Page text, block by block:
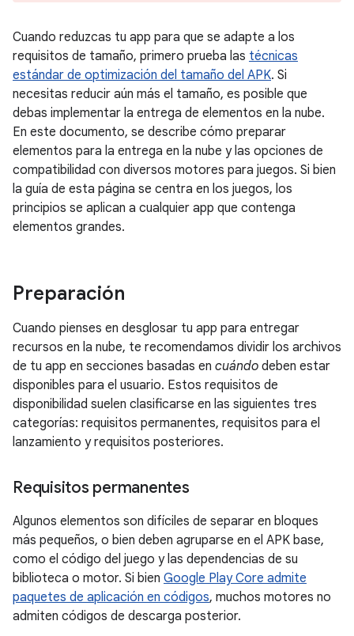
Cuando reduzcas tu app para que se adapte a los
requisitos de tamaño, primero prueba las técnicas
estándar de optimización del tamaño del APK. Si
necesitas reducir aún más el tamaño, es posible que
debas implementar la entrega de elementos en la nube.
En este documento, se describe cómo preparar
elementos para la entrega en la nube y las opciones de
compatibilidad con diversos motores para juegos. Si bien
la guía de esta página se centra en los juegos, los
principios se aplican a cualquier app que contenga
elementos grandes.
Preparación
Cuando pienses en desglosar tu app para entregar
recursos en la nube, te recomendamos dividir los archivos
de tu app en secciones basadas en cuándo deben estar
disponibles para el usuario. Estos requisitos de
disponibilidad suelen clasificarse en las siguientes tres
categorías: requisitos permanentes, requisitos para el
lanzamiento y requisitos posteriores.
Requisitos permanentes
Algunos elementos son difíciles de separar en bloques
más pequeños, o bien deben agruparse en el APK base,
como el código del juego y las dependencias de su
biblioteca o motor. Si bien Google Play Core admite
paquetes de aplicación en códigos, muchos motores no
admiten códigos de descarga posterior.